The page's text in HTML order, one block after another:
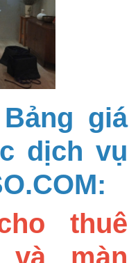
giá
dịch vụ
thuê
và màn